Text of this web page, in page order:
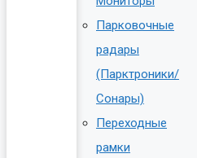
Парковочные
радары
(Парктроники/
Сонары)
Переходные
рамки